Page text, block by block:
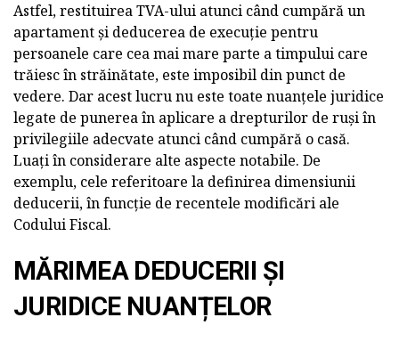
Astfel, restituirea TVA-ului atunci când cumpără un
apartament și deducerea de execuție pentru
persoanele care cea mai mare parte a timpului care
trăiesc în străinătate, este imposibil din punct de
vedere. Dar acest lucru nu este toate nuanțele juridice
legate de punerea în aplicare a drepturilor de ruși în
privilegiile adecvate atunci când cumpără o casă.
Luați în considerare alte aspecte notabile. De
exemplu, cele referitoare la definirea dimensiunii
deducerii, în funcție de recentele modificări ale
Codului Fiscal.
MĂRIMEA DEDUCERII ȘI
JURIDICE NUANȚELOR